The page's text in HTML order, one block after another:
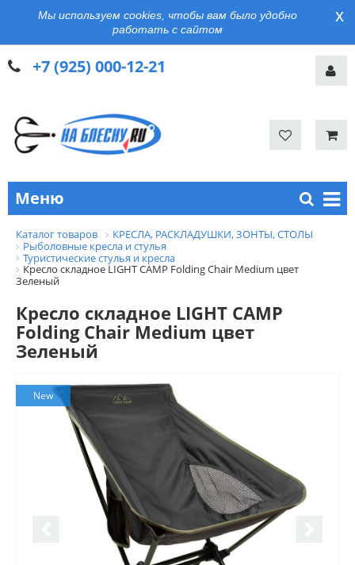
Мы используем cookies, чтобы вам было удобно
работать с сайтом
x
+7 (925) 000-12-21
Меню
Каталог товаров
КРЕСЛА, РАСКЛАДУШКИ, ЗОНТЫ, СТОЛЫ
Рыболовные кресла и стулья
Туристические стулья и кресла
Кресло складное LIGHT CAMP Folding Chair Medium цвет
Зеленый
Кресло складное LIGHT CAMP
Folding Chair Medium цвет
Зеленый
New